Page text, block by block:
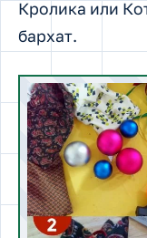
Кролика или
бархат.